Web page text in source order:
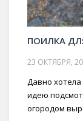
ПОИЛКА
23 ОКТЯБРЯ,
Давно хотела
идею
огородом